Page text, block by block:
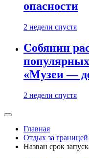
опасности
2 недели спустя
Собянин
«Музеи —
2 недели спустя
Главная
Отдых за границей
Назван срок